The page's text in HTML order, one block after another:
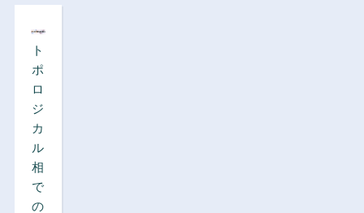
ト
ポ
ロ
ジ
カ
ル
相
で
の